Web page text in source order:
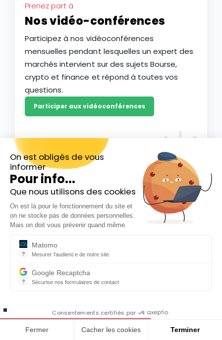
On est obligés de vous
informer
Pour info...
Que nous utilisons des cookies
On est là pour le fonctionnement du site et
on ne stocke pas de données personnelles.
Mais on doit vous prévenir quand même.
?
Matomo
Mesurer l'audience de notre site
?
Google Recaptcha
Sécurise nos formulaires de contact
stop loading Consentements certifiés par
Fermer Cacher les cookies Terminer
Prenez part à
Nos vidéo-conférences
Participez à nos vidéoconférences
mensuelles pendant lesquelles un expert des
marchés intervient sur des sujets Bourse,
crypto et finance et répond à toutes vos
questions.
Participer aux vidéoconférences
Ils parlent de nous
Inscrivez-vous gratuitement à
notre Newsletter hebdo
En cadeau notre ebook
politique de confidentialité de ce site